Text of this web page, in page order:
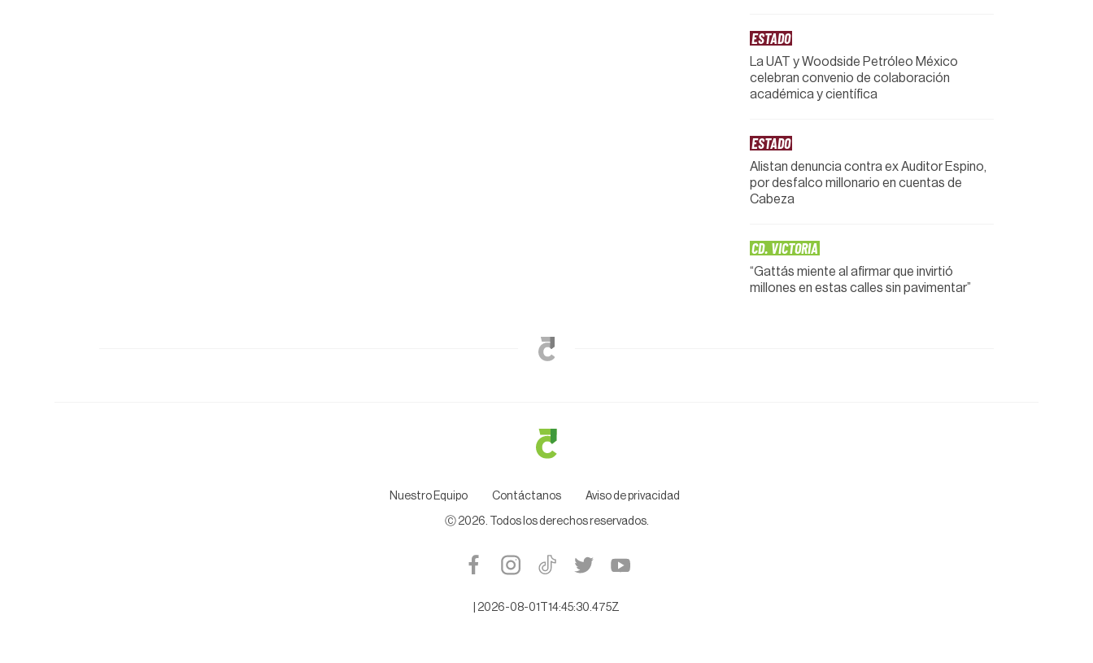
ESTADO
La UAT y Woodside Petróleo México
celebran convenio de colaboración
académica y científica
ESTADO
Alistan denuncia contra ex Auditor Espino,
por desfalco millonario en cuentas de
Cabeza
CD. VICTORIA
“Gattás miente al afirmar que invirtió
millones en estas calles sin pavimentar”
Nuestro Equipo Contáctanos Aviso de privacidad
Ⓒ 2026 . Todos los derechos reservados.
2026-08-01T14:45:30.475Z